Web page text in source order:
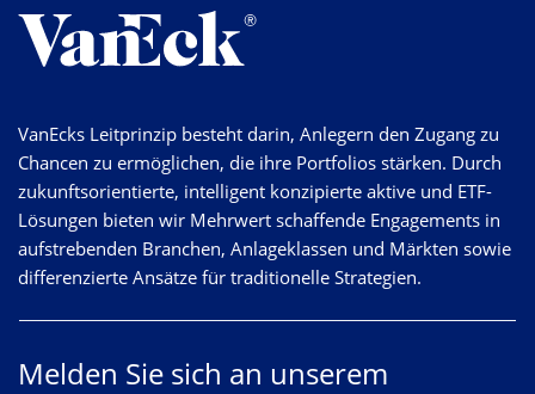
VanEcks Leitprinzip besteht darin, Anlegern den Zugang zu
Chancen zu ermöglichen, die ihre Portfolios stärken. Durch
zukunftsorientierte, intelligent konzipierte aktive und ETF-
Lösungen bieten wir Mehrwert schaffende Engagements in
aufstrebenden Branchen, Anlageklassen und Märkten sowie
differenzierte Ansätze für traditionelle Strategien.
Melden Sie sich an unserem